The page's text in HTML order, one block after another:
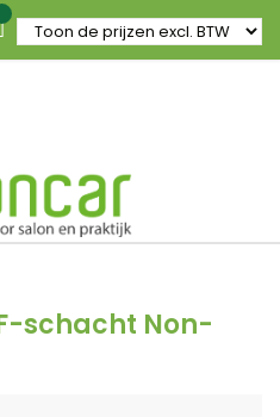
schacht Non-